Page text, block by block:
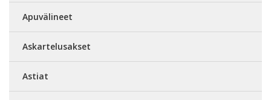
Apuvälineet
Askartelusakset
Astiat